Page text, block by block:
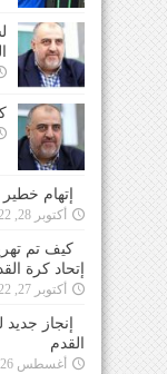
إتهام خطير
أكتوبر 28, 2022
كيف تم
إتحاد كرة
أكتوبر 27, 2022
إنجاز
القدم
أغسطس 26, 2022